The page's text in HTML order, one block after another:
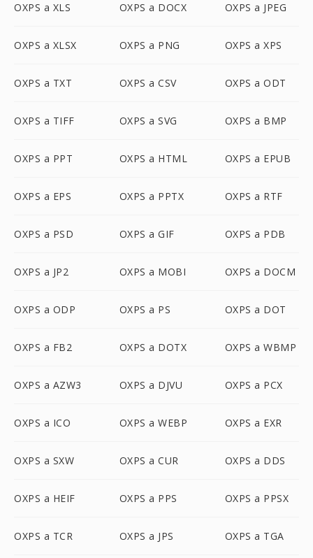
OXPS a XLS OXPS a DOCX OXPS a JPEG
OXPS a XLSX OXPS a PNG OXPS a XPS
OXPS a TXT OXPS a CSV OXPS a ODT
OXPS a TIFF OXPS a SVG OXPS a BMP
OXPS a PPT OXPS a HTML OXPS a EPUB
OXPS a EPS OXPS a PPTX OXPS a RTF
OXPS a PSD OXPS a GIF OXPS a PDB
OXPS a JP2 OXPS a MOBI OXPS a DOCM
OXPS a ODP OXPS a PS OXPS a DOT
OXPS a FB2 OXPS a DOTX OXPS a WBMP
OXPS a AZW3 OXPS a DJVU OXPS a PCX
OXPS a ICO OXPS a WEBP OXPS a EXR
OXPS a SXW OXPS a CUR OXPS a DDS
OXPS a HEIF OXPS a PPS OXPS a PPSX
OXPS a TCR OXPS a JPS OXPS a TGA